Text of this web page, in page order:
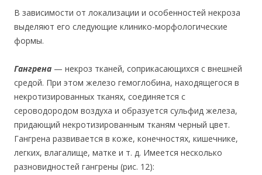
В зависимости от локализации и особенностей некроза
выделяют его следующие клинико-морфологические
формы.
Гангрена — некроз тканей, соприкасающихся с внешней
средой. При этом железо гемоглобина, находящегося в
некротизированных тканях, соединяется с
сероводородом воздуха и образуется сульфид железа,
придающий некротизированным тканям черный цвет.
Гангрена развивается в коже, конечностях, кишечнике,
легких, влагалище, матке и т. д. Имеется несколько
разновидностей гангрены (рис. 12):